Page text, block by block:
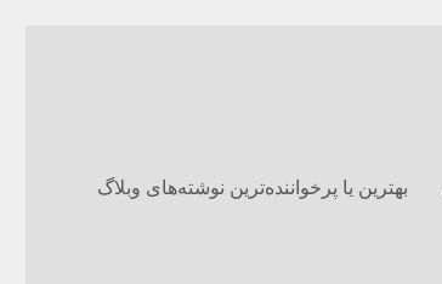
بهترین یا پرخواننده‌ترین نوشته‌های وبلاگ‌